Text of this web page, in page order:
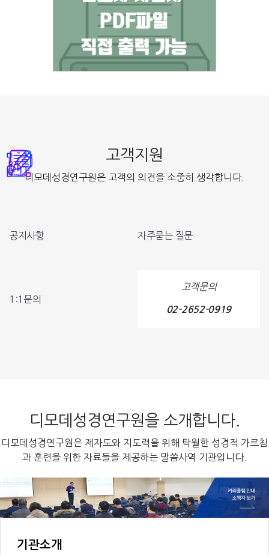
고객지원
디모데성경연구원은 고객의 의견을 소중히 생각합니다.
공지사항 자주묻는 질문
1:1문의
고객문의
02-2652-0919
디모데성경연구원을 소개합니다.
디모데성경연구원은 제자도와 지도력을 위해 탁월한 성경적 가르침
과 훈련을 위한 자료들을 제공하는 말씀사역 기관입니다.
기관소개